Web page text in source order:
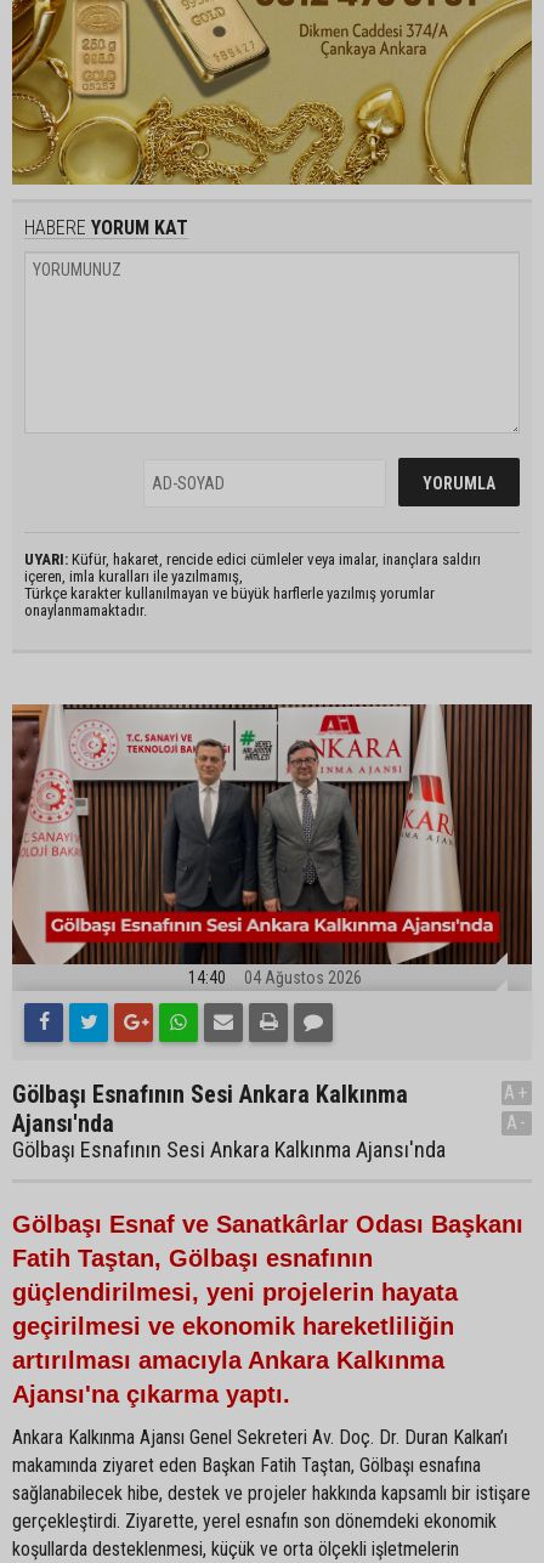
HABERE YORUM KAT
UYARI: Küfür, hakaret, rencide edici cümleler veya imalar, inançlara saldırı
içeren, imla kuralları ile yazılmamış,
Türkçe karakter kullanılmayan ve büyük harflerle yazılmış yorumlar
onaylanmamaktadır.
14:40 04 Ağustos 2026
Gölbaşı Esnafının Sesi Ankara Kalkınma
Ajansı'nda
Gölbaşı Esnafının Sesi Ankara Kalkınma Ajansı'nda
A+
A-
Gölbaşı Esnaf ve Sanatkârlar Odası Başkanı
Fatih Taştan, Gölbaşı esnafının
güçlendirilmesi, yeni projelerin hayata
geçirilmesi ve ekonomik hareketliliğin
artırılması amacıyla Ankara Kalkınma
Ajansı'na çıkarma yaptı.
Ankara Kalkınma Ajansı Genel Sekreteri Av. Doç. Dr. Duran Kalkan’ı
makamında ziyaret eden Başkan Fatih Taştan, Gölbaşı esnafına
sağlanabilecek hibe, destek ve projeler hakkında kapsamlı bir istişare
gerçekleştirdi. Ziyarette, yerel esnafın son dönemdeki ekonomik
koşullarda desteklenmesi, küçük ve orta ölçekli işletmelerin